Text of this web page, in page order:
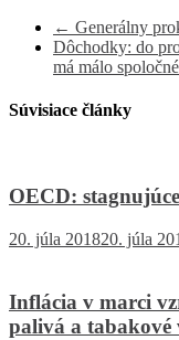
← Generálny
Dôchodky: do
má málo
Súvisiace články
OECD:
20. júla 201820. júla
Inflácia v marci
palivá a tabakové